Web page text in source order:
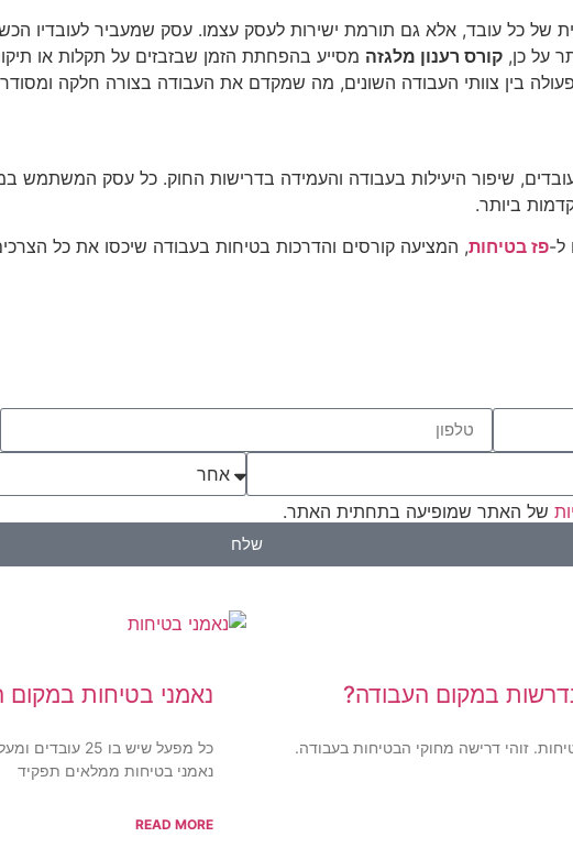
כל עובד, אלא גם תורמת ישירות לעסק עצמו. עסק שמעביר לעובדיו
על כן, קורס רענון מלגזה מסייע בהפחתת הזמן שבזבזים על תקלות או
בין צוותי העבודה השונים, מה שמקדם את העבודה בצורה חלקה
שיפור היעילות בעבודה והעמידה בדרישות החוק. כל עסק המשתמש
ביותר.
ל-פז בטיחות, המציעה קורסים והדרכות בטיחות בעבודה שיכסו את כל
של האתר שמופיעה בתחתית האתר.
שלח
במקום העבודה?
בטיחות. זוהי דרישה מחוקי הבטיחות בעבודה.
נאמני בטיחות
כל מפעל שיש
נאמני בטיחות ממלאים תפקיד
READ MORE